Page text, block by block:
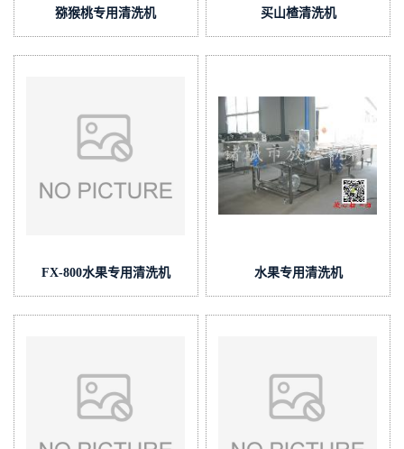
猕猴桃专用清洗机 买山楂清洗机
FX-800水果专用清洗机 水果专用清洗机